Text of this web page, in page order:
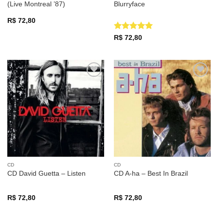
(Live Montreal ’87)
R$72,80
Blurryface
Avaliação
R$72,80
a lista de
desejos
CD
CD David Guetta – Listen
R$72,80
Adicionar
a lista de
desejos
CD
CD A-ha – Best In Brazil
R$72,80